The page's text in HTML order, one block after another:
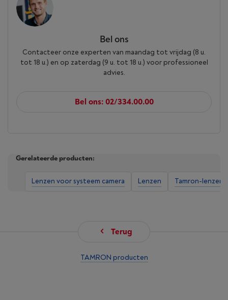
Bel ons
Contacteer onze experten van maandag tot vrijdag (8 u.
tot 18 u.) en op zaterdag (9 u. tot 18 u.) voor professioneel
advies.
Bel ons: 02/334.00.00
Gerelateerde producten:
Lenzen voor systeem camera Lenzen Tamron-lenzen
Terug
TAMRON producten